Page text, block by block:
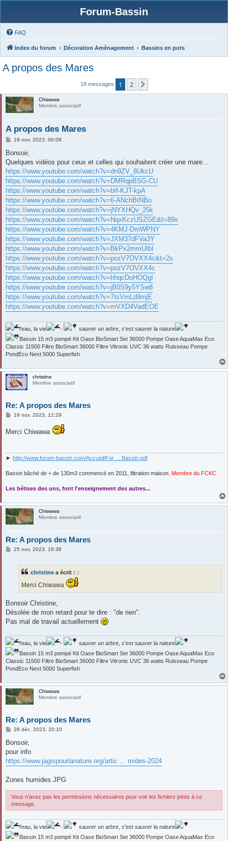
Forum-Bassin
FAQ
Index du forum Décoration Aménagement Bassins en pots
A propos des Mares
18 messages 1 2
Chiwawa
Membre associatif
A propos des Mares
M
s
a
g
e
19 nov. 2023, 00:09
Bonsoir,
Quelques vidéos pour ceux et celles qui souhaitent créer une mare...
https://www.youtube.com/watch?v=dn9ZV_8UkcU
https://www.youtube.com/watch?v=DMRqpBSG-CU
https://www.youtube.com/watch?v=bIf-KJT-kpA
https://www.youtube.com/watch?v=6-ANchBtNBo
https://www.youtube.com/watch?v=jNYXHQv_25k
https://www.youtube.com/watch?v=NqxKczUSZGE&t=89s
https://www.youtube.com/watch?v=4KMJ-DmWPNY
https://www.youtube.com/watch?v=JXM37dFVa3Y
https://www.youtube.com/watch?v=BkPx2mmUIbI
https://www.youtube.com/watch?v=pozV7OVXX4c&t=2s
https://www.youtube.com/watch?v=pozV7OVXX4c
https://www.youtube.com/watch?v=hhqcDoHOQgI
https://www.youtube.com/watch?v=jB0S9y5YSw8
https://www.youtube.com/watch?v=7tsVmLd9mjE
https://www.youtube.com/watch?v=mVXD4VadEOE
l'eau, la vie -
sauver un arbre, c'est sauver la nature
Bassin 15 m3 pompé Kit Oase BioSmart Set 36000 Pompe Oase AquaMax Eco
Classic 11500 Filtre BioSmart 36000 Filtre Vitronic UVC 36 watts Ruisseau Pompe
PondEco Next 5000 Superfish
christine
Membre associatif
Re: A propos des Mares
M
s
19 nov. 2023, 12:29
Merci Chiwawa
► http://www.forum-bassin.com/Accueil/For ... Bassin.pdf
Bassin bâché de + de 130m3 commencé en 2011, filtration maison. Membre du FCKC
Les bétises des uns, font l'enseignement des autres...
Chiwawa
Membre associatif
Re: A propos des Mares
M25 nov. 2023, 18:36
christine a écrit : ↑
Merci Chiwawa
Bonsoir Christine,
Désolée de mon retard pour te dire : "de rien".
Pas mal de travail actuellement
l'eau, la vie -
sauver un arbre, c'est sauver la nature
Bassin 15 m3 pompé Kit Oase BioSmart Set 36000 Pompe Oase AquaMax Eco
Classic 11500 Filtre BioSmart 36000 Filtre Vitronic UVC 36 watts Ruisseau Pompe
PondEco Next 5000 Superfish
Chiwawa
Membre associatif
Re: A propos des Mares
M
s
a
g
e
28 déc. 2023, 20:10
Bonsoir,
pour info
https://www.jagispourlanature.org/artic ... mides-2024
Zones humides.JPG
Vous n’avez pas les permissions nécessaires pour voir les fichiers joints à ce
message.
l'eau, la vie -
sauver un arbre, c'est sauver la nature
Bassin 15 m3 pompé Kit Oase BioSmart Set 36000 Pompe Oase AquaMax Eco